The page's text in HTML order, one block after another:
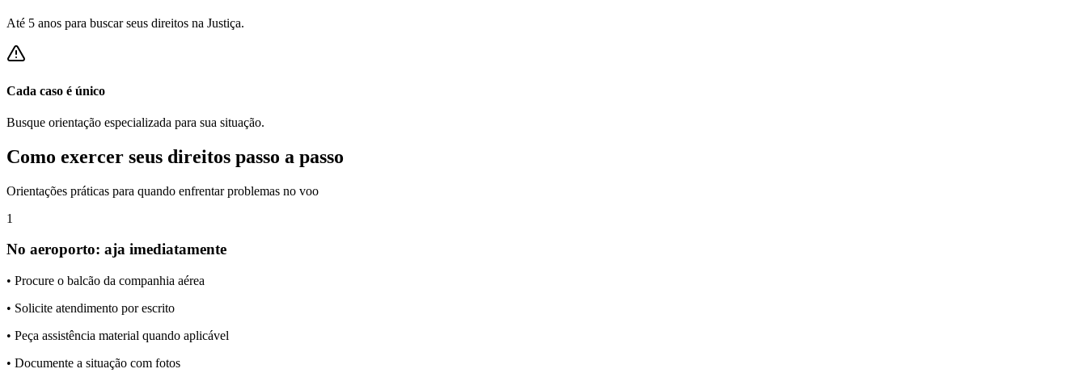
Até 5 anos para buscar seus direitos na Justiça.
Cada caso é único
Busque orientação especializada para sua situação.
Como exercer seus direitos passo a passo
Orientações práticas para quando enfrentar problemas no voo
1
No aeroporto: aja imediatamente
• Procure o balcão da companhia aérea
• Solicite atendimento por escrito
• Peça assistência material quando aplicável
• Documente a situação com fotos